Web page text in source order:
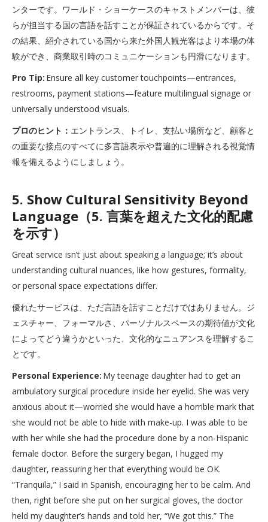
ンターです。ワールド・ショーケースのキャストメンバーは、彼
らが担当する国の言語を話すことが保証されているからです。そ
の結果、紹介されている国から来た外国人観光客はより本場の体
験ができ、商業取引時のコミュニケーションも円滑になります。
Pro Tip: Ensure all key customer touchpoints—entrances,
restrooms, payment stations—feature multilingual signage or
universally understood visuals.
プロのヒント： エントランス、トイレ、支払い場所など、顧客と
の重要な接点のすべてに多言語表示や普遍的に理解される視覚情
報を備えるようにしましょう。
5. Show Cultural Sensitivity Beyond
Language（5. 言葉を超えた文化的配慮
を示す）
Great service isn’t just about speaking a language; it’s about
understanding cultural nuances, like how gestures, formality,
or personal space expectations differ.
優れたサービスは、ただ言語を話すことだけではありません。ジ
ェスチャー、フォーマルさ、パーソナルスペースの期待値が文化
によってどう違うかといった、文化的なニュアンスを理解するこ
とです。
Personal Experience: My teenage daughter had to get an
ambulatory surgical procedure inside her eyelid. She was very
anxious about it—worried she would have a horrible mark that
she would not be able to hide with make-up. I was able to be
with her while she had the procedure done by a non-Hispanic
female doctor. Before the surgery began, I hugged my
daughter, reassuring her that everything would be OK.
“Tranquila,” I said in Spanish, encouraging her to be calm. And
then, right before she put on her surgical gloves, the doctor
held my daughter’s hands and told her, “We got this.” The